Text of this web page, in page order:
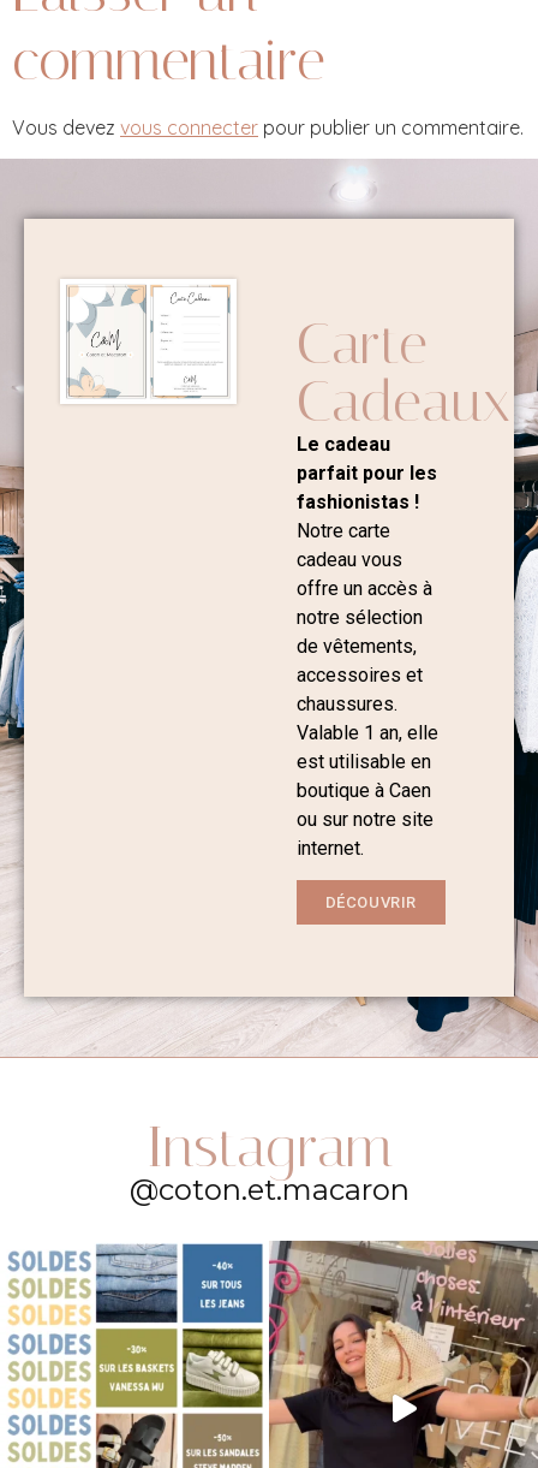
commentaire
Vous devez vous connecter pour publier un commentaire.
Carte
Cadeaux
Le cadeau
parfait pour les
fashionistas !
Notre carte
cadeau vous
offre un accès à
notre sélection
de vêtements,
accessoires et
chaussures.
Valable 1 an, elle
est utilisable en
boutique à Caen
ou sur notre site
internet.
DÉCOUVRIR
Instagram
@coton.et.macaron